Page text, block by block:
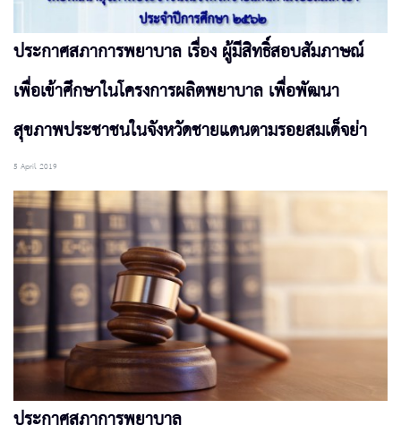
ประกาศสภาการพยาบาล เรื่อง ผู้มีสิทธิ์สอบสัมภาษณ์
เพื่อเข้าศึกษาในโครงการผลิตพยาบาล เพื่อพัฒนา
สุขภาพประชาชนในจังหวัดชายแดนตามรอยสมเด็จย่า
5 April 2019